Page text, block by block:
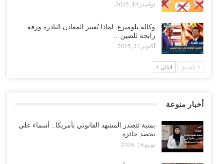
نوفمبر 13, 2025
وكالة بلومبرغ: لماذا تُعتبر المعادن النادرة ورقة
رابحة للصين…
أكتوبر 31, 2025
السابق التالي
أخبار منوعة
يمنية تتصدر المشهد القانوني بأمريكا.. أسماء علي
تحصد جائزة…
يونيو 16, 2026